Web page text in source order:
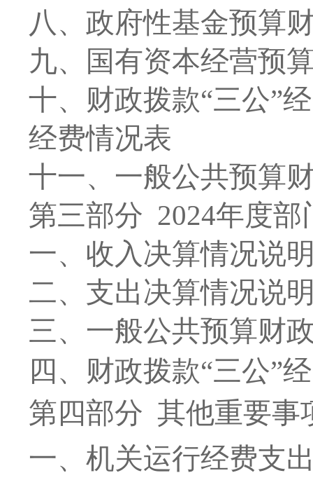
八 、政府性基金预算
九、国有资本经营预
十、 财政拨款“三公”
经费情况表
十一、一般公共预算
第三部分 2024年度部
一、收入决算情况说
二、支出决算情况说
三、一般公共预算财
四、财政拨款“三公”
第四部分 其他重要事
一、机关运行经费支